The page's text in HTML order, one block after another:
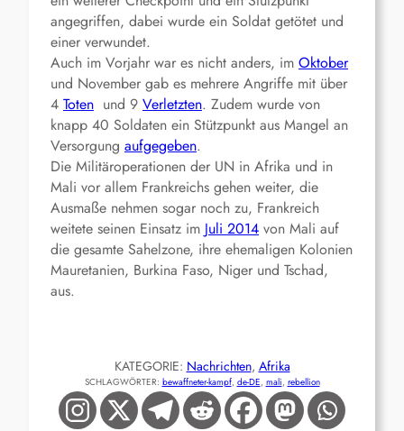
angegriffen, dabei wurde ein Soldat getötet und
einer verwundet.
Auch im Vorjahr war es nicht anders, im Oktober
und November gab es mehrere Angriffe mit über
4 Toten und 9 Verletzten. Zudem wurde von
knapp 40 Soldaten ein Stützpunkt aus Mangel an
Versorgung aufgegeben.
Die Militäroperationen der UN in Afrika und in
Mali vor allem Frankreichs gehen weiter, die
Ausmaße nehmen sogar noch zu, Frankreich
weitete seinen Einsatz im Juli 2014 von Mali auf
die gesamte Sahelzone, ihre ehemaligen Kolonien
Mauretanien, Burkina Faso, Niger und Tschad,
aus.
KATEGORIE: Nachrichten, Afrika
SCHLAGWÖRTER: bewaffneter-kampf, de-DE, mali, rebellion